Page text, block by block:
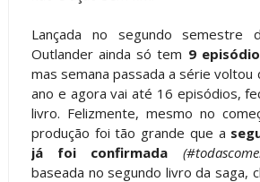
Lançada no segundo semestre
Outlander ainda só tem 9
mas semana passada a série
ano e agora vai até 16 episódios,
livro. Felizmente, mesmo no
produção foi tão grande que a
já foi confirmada
baseada no segundo livro da saga,